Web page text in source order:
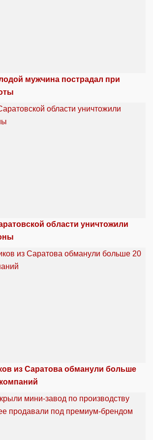
мужчина пострадал при
области уничтожили
из Саратова обманули больше